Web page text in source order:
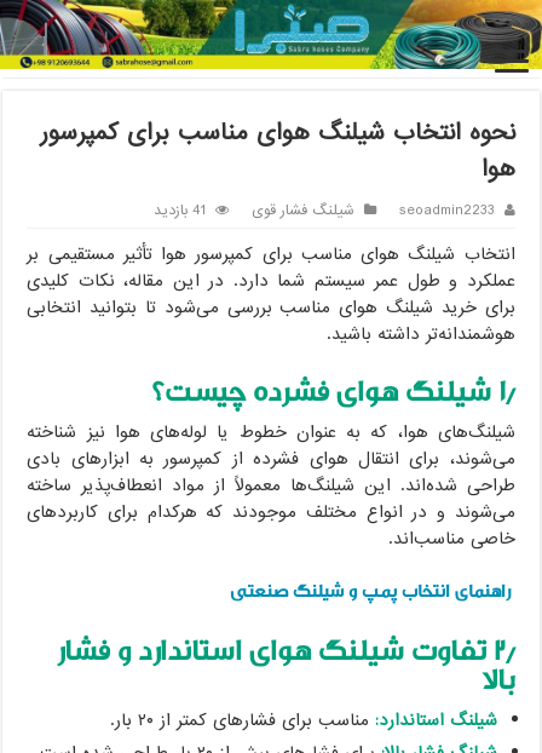
خانه / شیلنگ فشار قوی / نحوه انتخاب شیلنگ هوای مناسب برای
کمپرسور هوا
نحوه انتخاب شیلنگ هوای مناسب برای کمپرسور
هوا
seoadmin2233 شیلنگ فشار قوی 41 بازدید
انتخاب شیلنگ هوای مناسب برای کمپرسور هوا تأثیر مستقیمی بر
عملکرد و طول عمر سیستم شما دارد. در این مقاله، نکات کلیدی
برای خرید شیلنگ هوای مناسب بررسی می‌شود تا بتوانید انتخابی
هوشمندانه‌تر داشته باشید.
۱٫ شیلنگ هوای فشرده چیست؟
شیلنگ‌های هوا، که به عنوان خطوط یا لوله‌های هوا نیز شناخته
می‌شوند، برای انتقال هوای فشرده از کمپرسور به ابزارهای بادی
طراحی شده‌اند. این شیلنگ‌ها معمولاً از مواد انعطاف‌پذیر ساخته
می‌شوند و در انواع مختلف موجودند که هرکدام برای کاربردهای
خاصی مناسب‌اند.
راهنمای انتخاب پمپ و شیلنگ صنعتی
۲٫ تفاوت شیلنگ هوای استاندارد و فشار
بالا
شیلنگ استاندارد: مناسب برای فشارهای کمتر از ۲۰ بار.